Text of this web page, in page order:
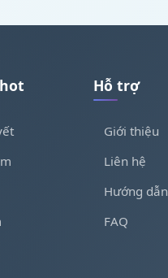
Hỗ trợ
Giới thiệu
Liên hệ
Hướng dẫn
FAQ